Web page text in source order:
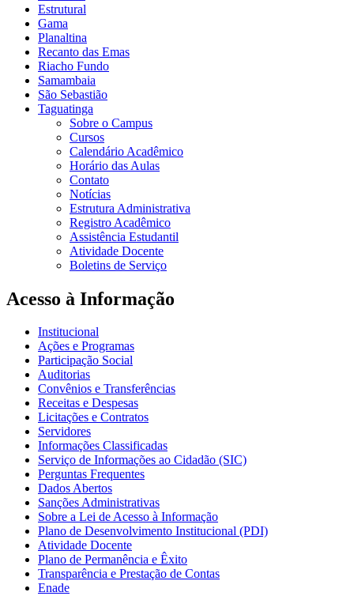
Estrutural
Gama
Planaltina
Recanto das Emas
Riacho Fundo
Samambaia
São Sebastião
Taguatinga
Sobre o Campus
Cursos
Calendário Acadêmico
Horário das Aulas
Contato
Notícias
Estrutura Administrativa
Registro Acadêmico
Assistência Estudantil
Atividade Docente
Boletins de Serviço
Acesso à Informação
Institucional
Ações e Programas
Participação Social
Auditorias
Convênios e Transferências
Receitas e Despesas
Licitações e Contratos
Servidores
Informações Classificadas
Serviço de Informações ao Cidadão (SIC)
Perguntas Frequentes
Dados Abertos
Sanções Administrativas
Sobre a Lei de Acesso à Informação
Plano de Desenvolvimento Institucional (PDI)
Atividade Docente
Plano de Permanência e Êxito
Transparência e Prestação de Contas
Enade